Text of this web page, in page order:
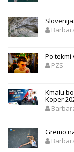
Po tekmi
PZS
Kmalu
Koper
Gremo